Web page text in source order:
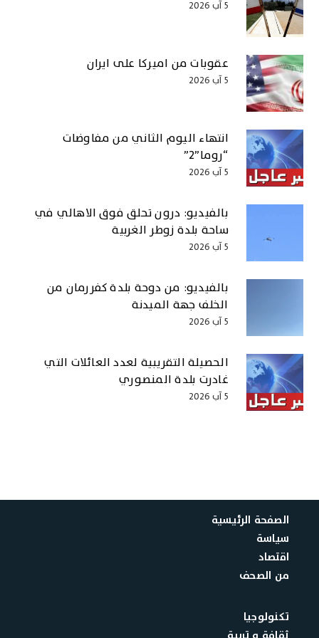
5 آب 2026
عقوبات من اميركا على ايران
5 آب 2026
انتهاء اليوم الثاني من مفاوضات
“روما”2”
5 آب 2026
بالفيديو: درون تحلق فوق الاهالي في
ساحة بلدة زوطر الغربية
5 آب 2026
بالفيديو: من دوحة بلدة كفررمان من
الخلف جهة الميدنة
5 آب 2026
الحصيلة التقريبية لعدد العائلات التي
غادرت بلدة المنصوري
5 آب 2026
الصفحة الرئيسية
سياسة
اقتصاد
من الصحف
تكنولوجيا